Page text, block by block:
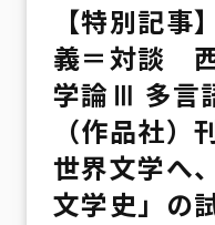
【特別記
義＝対談
学論Ⅲ 多言
（作品社
世界文学へ
文学史」の